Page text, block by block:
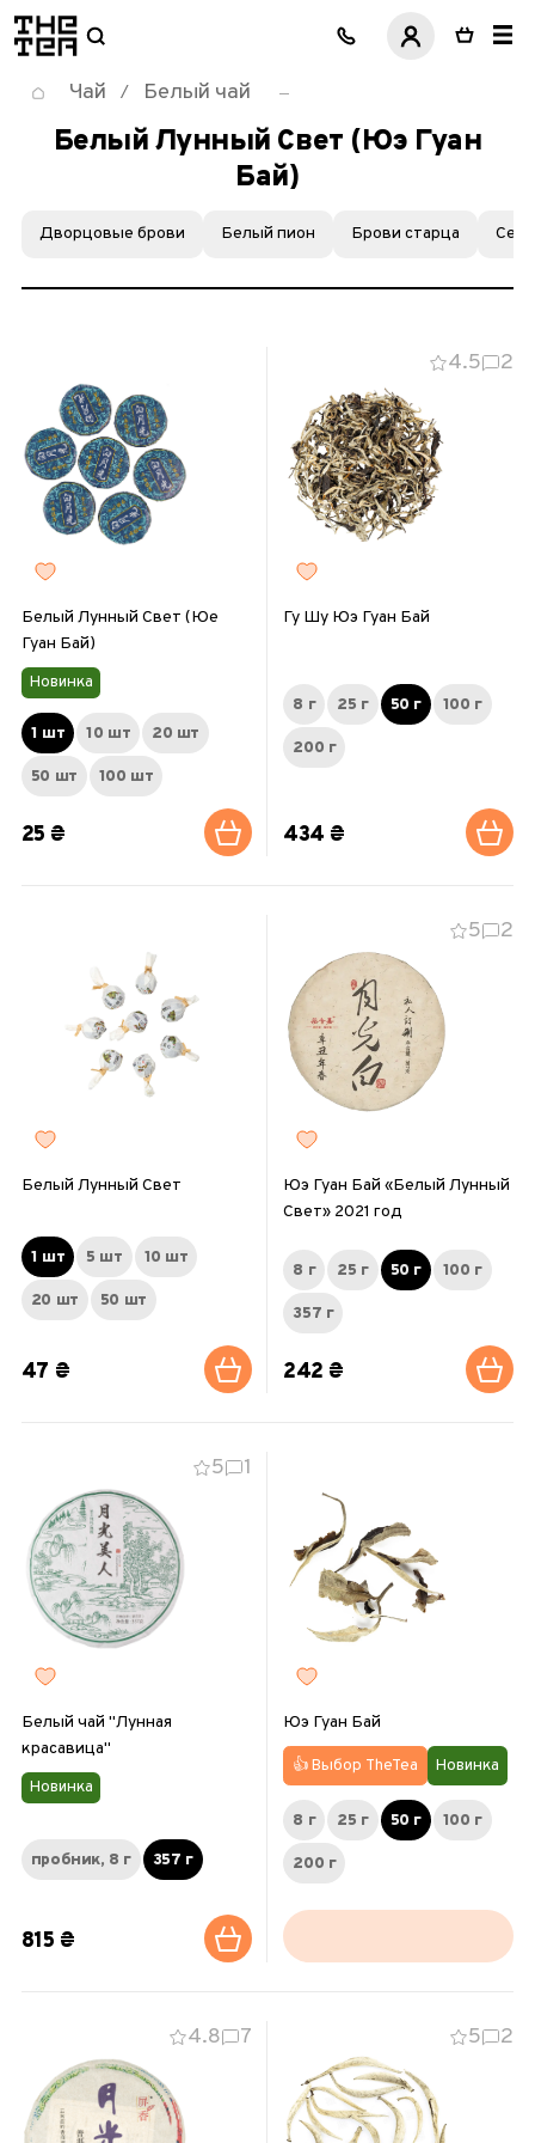
логотип
Чай / Белый чай
Белый Лунный Свет (Юэ Гуан
Бай)
Дворцовые брови Белый пион Брови старца
Белый Лунный Свет (Юе
Гуан Бай)
Новинка
1 шт 10 шт 20 шт
50 шт 100 шт
25 ₴
4.5 2
Гу Шу Юэ Гуан Бай
8 г 25 г 50 г 100 г
200 г
434 ₴
Белый Лунный Свет
1 шт 5 шт 10 шт
20 шт 50 шт
47 ₴
5 2
Юэ Гуан Бай «Белый Лунный
Свет» 2021 год
8 г 25 г 50 г 100 г
357 г
242 ₴
5 1
Белый чай "Лунная
красавица"
Новинка
пробник, 8 г 357 г
815 ₴
Юэ Гуан Бай
👍 Выбор TheTea Новинка
8 г 25 г 50 г 100 г
200 г
4.8 7 5 2